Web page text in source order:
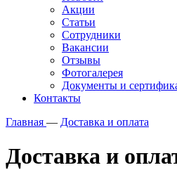
Акции
Статьи
Сотрудники
Вакансии
Отзывы
Фотогалерея
Документы и
Контакты
Главная — Доставка и оплата
Доставка и